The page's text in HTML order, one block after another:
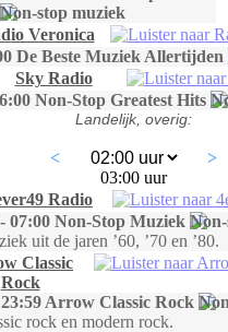
Veronica
De Beste Muziek Allertijden
Sky Radio
Non-Stop Greatest Hits
Landelijk, overig:
<
>
03:00 uur
Radio
07:00 Non-Stop Muziek
uit de jaren ’60, ’70 en ’80.
Classic
Rock
Arrow Classic Rock
rock en modern rock.